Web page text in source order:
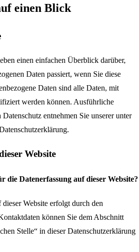
einen Blick
einen einfachen Überblick darüber,
Daten passiert, wenn Sie diese
Daten sind alle Daten, mit
werden können. Ausführliche
entnehmen Sie unserer unter
Website
Datenerfassung auf dieser Website?
Website erfolgt durch den
können Sie dem Abschnitt
Stelle“ in dieser Datenschutzerklärung